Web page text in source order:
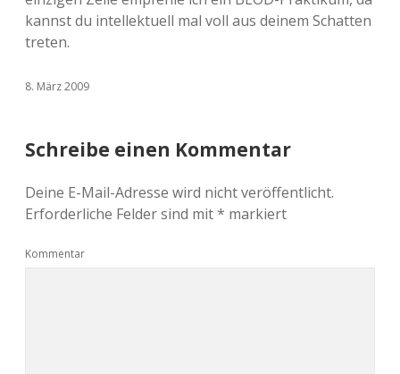
kannst du intellektuell mal voll aus deinem Schatten
treten.
8. März 2009
Schreibe einen Kommentar
Deine E-Mail-Adresse wird nicht veröffentlicht.
Erforderliche Felder sind mit* markiert
Kommentar